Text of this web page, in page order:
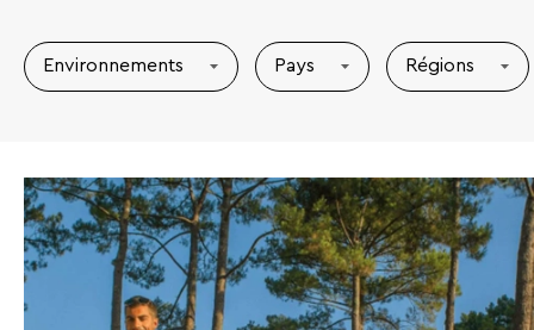
Environnements Pays Régions